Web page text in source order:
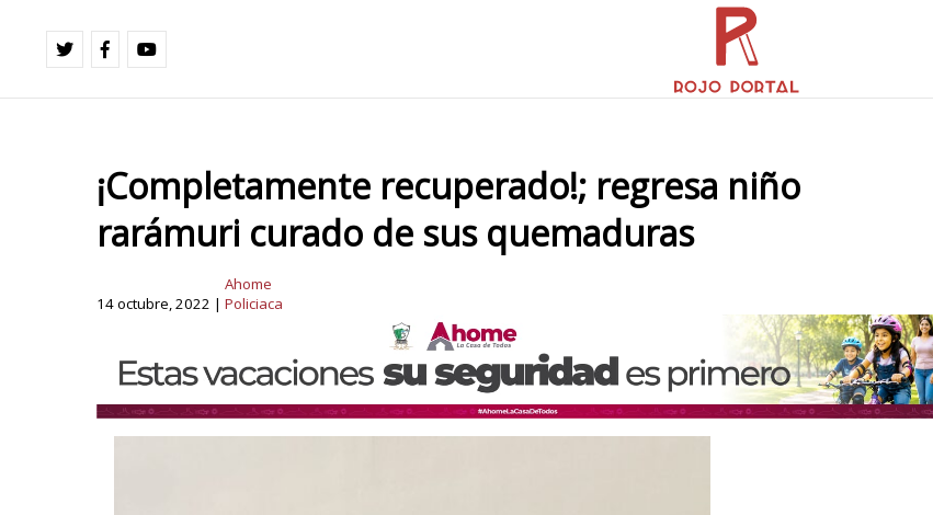
¡Completamente recuperado!; regresa niño
rarámuri curado de sus quemaduras
14 octubre, 2022 |
Ahome
Policiaca